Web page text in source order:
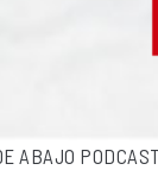
ABAJO PODCAST